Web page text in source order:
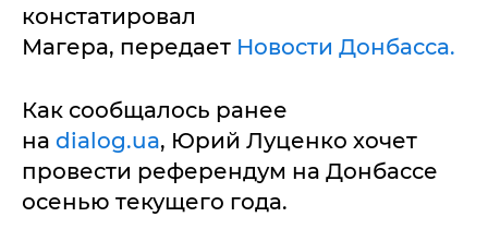
констатировал
Магера, передает Новости Донбасса.
Как сообщалось ранее
на dialog.ua, Юрий Луценко хочет
провести референдум на Донбассе
осенью текущего года.